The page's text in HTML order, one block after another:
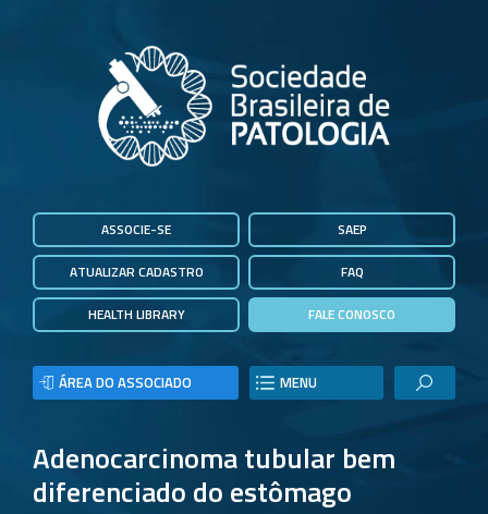
ASSOCIE-SE
ATUALIZAR CADASTRO
HEALTH LIBRARY
SAEP
FAQ
FALE CONOSCO
ÁREA DO ASSOCIADO MENU
Adenocarcinoma tubular bem
diferenciado do estômago